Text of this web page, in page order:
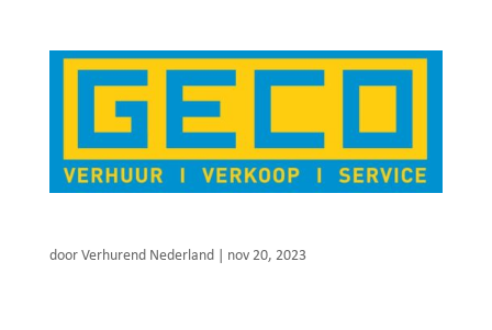
door Verhurend Nederland| nov 20, 2023